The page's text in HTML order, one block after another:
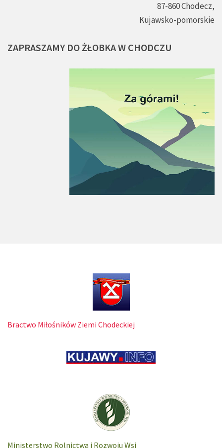
87-860 Chodecz,
Kujawsko-pomorskie
ZAPRASZAMY DOŻŁOBKAW CHODCZU
Bractwo Miłośników Ziemi Chodeckiej
Ministerstwo Rolnictwa i Rozwoju Wsi